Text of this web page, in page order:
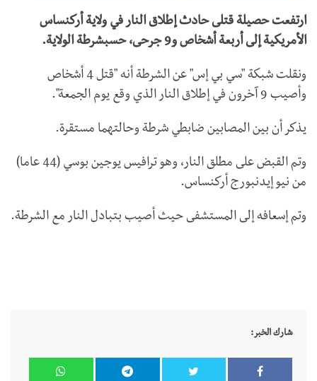
ارتفعت حصيلة قتلى حادث إطلاق النار في ولاية أركنساس
الأمريكية إلى أربعة أشخاص و9 جرحى، حسبشرطة الولاية.
ونقلت شبكة "سي بي إس" عن الشرطة أنه "قتل 4 أشخاص
وأصيب 9 آخرون في إطلاق النار الذي وقع يوم الجمعة".
يذكر أن بين المصابين ضابطي شرطة وحالتهما مستقرة.
وتم القبض على مطلق النار، وهو ترافيس يوجين بوسي (44 عاما)
من نيو إيدنبورج أركنساس.
وتم إسعافه إلى المستشفى حيث أصيب بتبادل النار مع الشرطة.
شارك الخبر: